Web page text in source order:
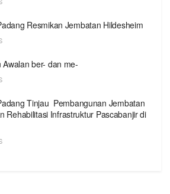
Resmikan Jembatan Hildesheim
Awalan ber- dan me-
Tinjau Pembangunan Jembatan
Rehabilitasi Infrastruktur Pascabanjir di